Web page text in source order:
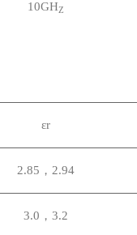
10GHZ
εr
2.85 ，2.94
3.0 ，3.2